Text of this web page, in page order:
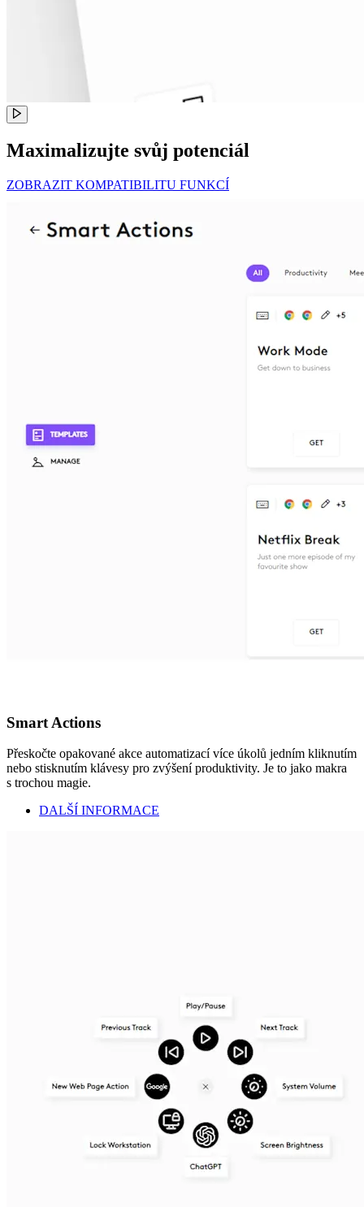
Maximalizujte svůj potenciál
ZOBRAZIT KOMPATIBILITU FUNKCÍ
Smart Actions
Přeskočte opakované akce automatizací více úkolů jedním kliknutím
nebo stisknutím klávesy pro zvýšení produktivity. Je to jako makra
s trochou magie.
DALŠÍ INFORMACE